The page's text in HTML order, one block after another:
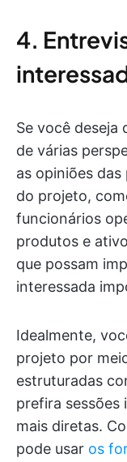
4.
Se você
de várias
as opiniões
do projeto,
funcionários
produtos e
que possam
interessada
Idealmente,
projeto por
estruturadas
prefira sessões
mais diretas.
pode usar os